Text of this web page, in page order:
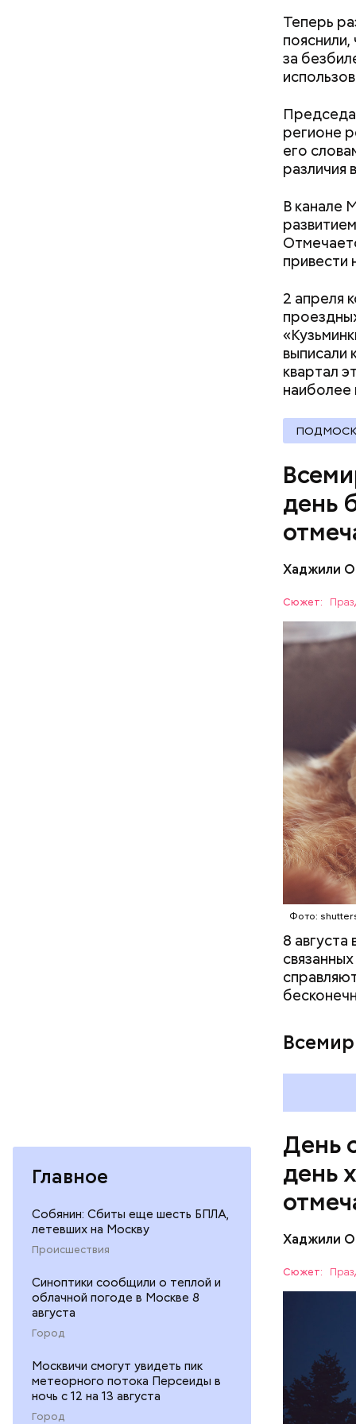
Главное
Собянин: Сбиты еще шесть БПЛА,
летевших на Москву
Происшествия
Синоптики сообщили о теплой и
облачной погоде в Москве 8
августа
Город
Москвичи смогут увидеть пик
метеорного потока Персеиды в
ночь с 12 на 13 августа
Город
Теперь
за
регионе
его
различия
В канале
привести
2 апреля
выписали
квартал
день
Хаджили
Сюжет:
Фото:
8
фонд
любовь и
День
день
Хаджили
Сюжет:
День
любители
В
своими
ЕДА
—